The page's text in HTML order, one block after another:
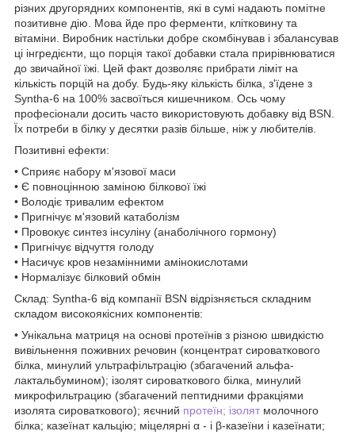
різних другорядних компонентів, які в сумі надають помітне
позитивне дію. Мова йде про ферменти, клітковину та
вітаміни. Виробник настільки добре скомбінував і збалансував
ці інгредієнти, що порція такої добавки стала прирівнюватися
до звичайної їжі. Цей факт дозволяє прибрати ліміт на
кількість порцій на добу. Будь-яку кількість білка, з'їдене з
Syntha-6 на 100% засвоїться кишечником. Ось чому
професіонали досить часто використовують добавку від BSN.
Їх потреби в білку у десятки разів більше, ніж у любителів.
Позитивні ефекти:
• Сприяє набору м'язової маси
• Є повноцінною заміною білкової їжі
• Володіє тривалим ефектом
• Пригнічує м'язовий катаболізм
• Провокує синтез інсуліну (анаболічного гормону)
• Пригнічує відчуття голоду
• Насичує кров незамінними амінокислотами
• Нормалізує білковий обмін
Склад: Syntha-6 від компанії BSN відрізняється складним
складом високоякісних компонентів:
• Унікальна матриця на основі протеїнів з різною швидкістю
вивільнення поживних речовин (концентрат сироваткового
білка, минулий ультрафільтрацію (збагачений альфа-
лактальбумином); ізолят сироваткового білка, минулий
микрофильтрацию (збагачений пептидними фракціями
изолята сироваткового); яєчний протеїн; ізолят молочного
білка; казеїнат кальцію; міцелярні α - і β-казеїни і казеїнати;